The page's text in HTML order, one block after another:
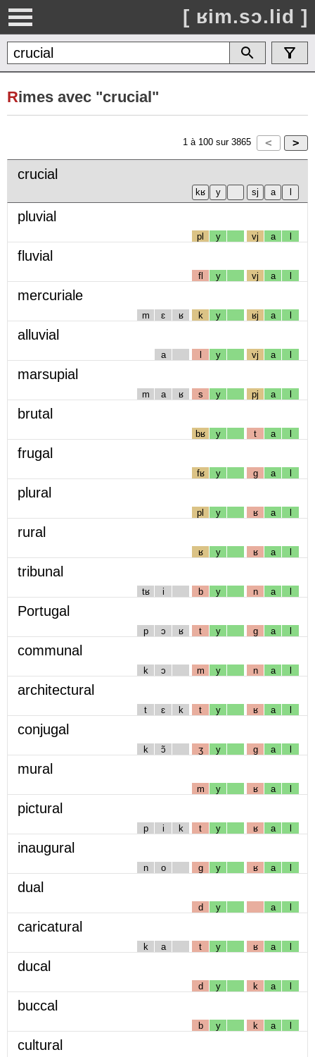
[ ʁim.sɔ.lid ]
Rimes avec "crucial"
1 à 100 sur 3865
crucial
pluvial
pl y vj a l
fluvial
fl y vj a l
mercuriale
m ɛ ʁ k y ʁj a l
alluvial
a l y vj a l
marsupial
m a ʁ s y pj a l
brutal
bʁ y t a l
frugal
fʁ y g a l
plural
pl y ʁ a l
rural
ʁ y ʁ a l
tribunal
tʁ i b y n a l
Portugal
p ɔ ʁ t y g a l
communal
k ɔ m y n a l
architectural
t ɛ k t y ʁ a l
conjugal
k ɔ̃ ʒ y g a l
mural
m y ʁ a l
pictural
p i k t y ʁ a l
inaugural
n o g y ʁ a l
dual
d y a l
caricatural
k a t y ʁ a l
ducal
d y k a l
buccal
b y k a l
cultural